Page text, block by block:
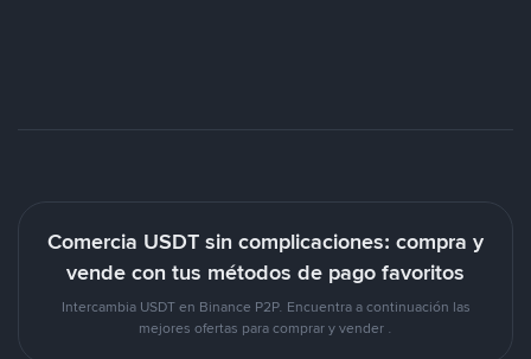
Comercia USDT sin complicaciones: compra y
vende con tus métodos de pago favoritos
Intercambia USDT en Binance P2P. Encuentra a continuación las
mejores ofertas para comprar y vender .